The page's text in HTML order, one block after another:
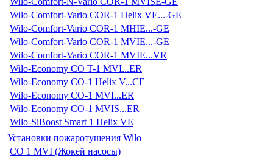
Wilo-Comfort-Vario COR-1 Helix VE...-GE
Wilo-Comfort-Vario COR-1 MHIE...-GE
Wilo-Comfort-Vario COR-1 MVIE...-GE
Wilo-Comfort-Vario COR-1 MVIE...VR
Wilo-Economy CO T-1 MVI...ER
Wilo-Economy CO-1 Helix V...CE
Wilo-Economy CO-1 MVI...ER
Wilo-Economy CO-1 MVIS...ER
Wilo-SiBoost Smart 1 Helix VE
Установки пожаротушения Wilo
CO 1 MVI (Жокей насосы)